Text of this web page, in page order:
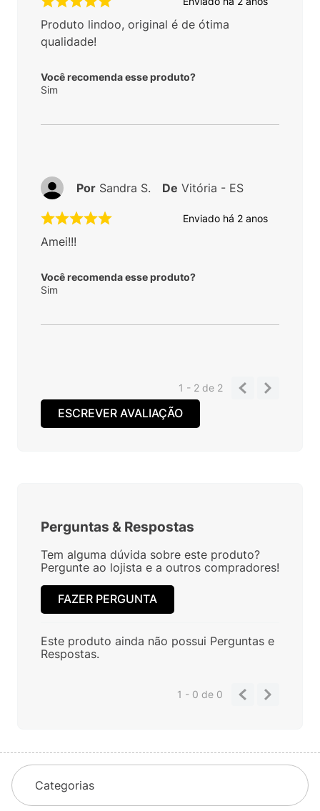
Produto lindoo, original é de ótima
qualidade!
Você recomenda esse produto?
Sim
Enviado há 2 anos
Amei!!!
Você recomenda esse produto?
Sim
Por Sandra S. De Vitória - ES
1 - 2de 2
ESCREVER AVALIAÇÃO
Perguntas & Respostas
Tem alguma dúvida sobre este produto?
Pergunte ao lojista e a outros compradores!
FAZER PERGUNTA
Este produto ainda não possui Perguntas e
Respostas.
1 - 0de 0
Categorias